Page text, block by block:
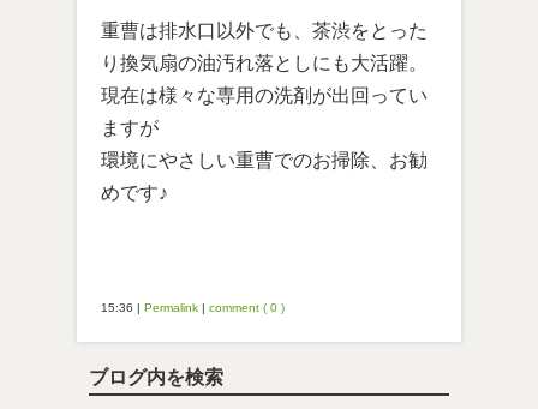
重曹は排水口以外でも、茶渋をとった
り換気扇の油汚れ落としにも大活躍。
現在は様々な専用の洗剤が出回ってい
ますが
環境にやさしい重曹でのお掃除、お勧
めです♪
15:36 | Permalink | comment ( 0 )
ブログ内を検索